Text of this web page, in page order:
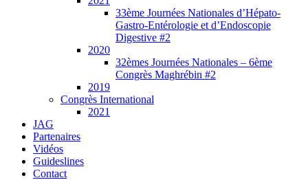
33ème Journées Nationales d’Hépato-
Gastro-Entérologie et d’Endoscopie
Digestive #2
2020
32èmes Journées Nationales – 6ème
Congrès Maghrébin #2
2019
Congrès International
2021
JAG
Partenaires
Vidéos
Guideslines
Contact